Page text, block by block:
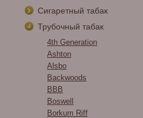
Сигаретный табак
Трубочный табак
4th Generation
Ashton
Alsbo
Backwoods
BBB
Boswell
Borkum Riff